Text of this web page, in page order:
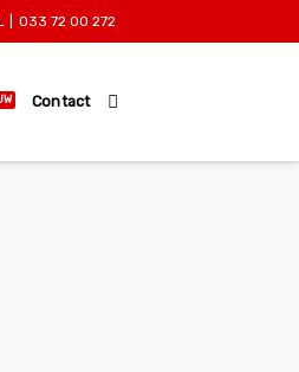
033 72 00 272
Contact